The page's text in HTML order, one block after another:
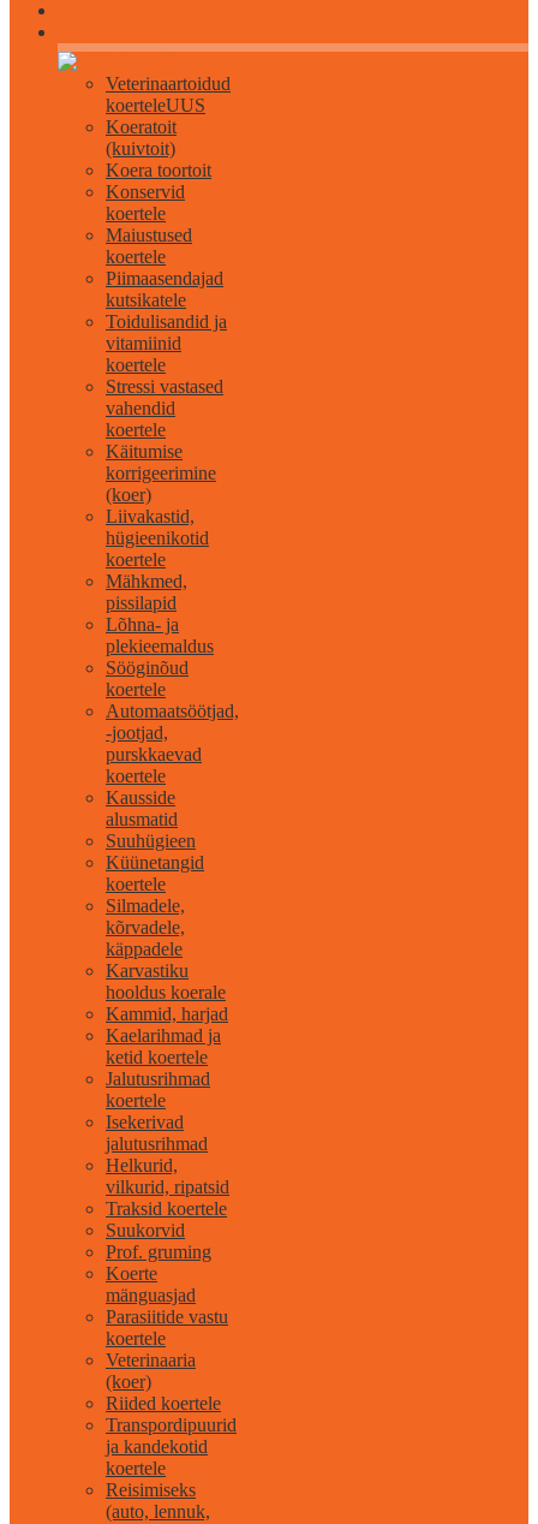
Veterinaartoidud
koerteleUUS
Koeratoit
(kuivtoit)
Koera toortoit
Konservid
koertele
Maiustused
koertele
Piimaasendajad
kutsikatele
Toidulisandid ja
vitamiinid
koertele
Stressi vastased
vahendid
koertele
Käitumise
korrigeerimine
(koer)
Liivakastid,
hügieenikotid
koertele
Mähkmed,
pissilapid
Lõhna- ja
plekieemaldus
Sööginõud
koertele
Automaatsöötjad,
-jootjad,
purskkaevad
koertele
Kausside
alusmatid
Suuhügieen
Küünetangid
koertele
Silmadele,
kõrvadele,
käppadele
Karvastiku
hooldus koerale
Kammid, harjad
Kaelarihmad ja
ketid koertele
Jalutusrihmad
koertele
Isekerivad
jalutusrihmad
Helkurid,
vilkurid, ripatsid
Traksid koertele
Suukorvid
Prof. gruming
Koerte
mänguasjad
Parasiitide vastu
koertele
Veterinaaria
(koer)
Riided koertele
Transpordipuurid
ja kandekotid
koertele
Reisimiseks
(auto, lennuk,